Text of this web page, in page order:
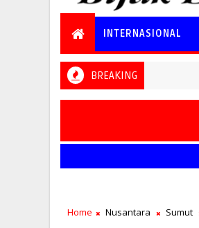
INTERNASIONAL
BREAKING
Home Nusantara Sumut